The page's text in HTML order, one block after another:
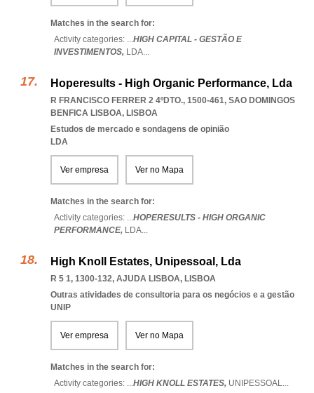
Matches in the search for:
Activity categories: ...HIGH CAPITAL - GESTÃO E
INVESTIMENTOS, LDA...
Hoperesults - High Organic Performance, Lda
R FRANCISCO FERRER 2 4ºDTO., 1500-461, SAO DOMINGOS
BENFICA LISBOA, LISBOA
Estudos de mercado e sondagens de opinião
LDA
Ver empresa Ver no Mapa
Matches in the search for:
Activity categories: ...HOPERESULTS - HIGH ORGANIC
PERFORMANCE, LDA...
High Knoll Estates, Unipessoal, Lda
R 5 1, 1300-132, AJUDA LISBOA, LISBOA
Outras atividades de consultoria para os negócios e a gestão
UNIP
Ver empresa Ver no Mapa
Matches in the search for:
Activity categories: ...HIGH KNOLL ESTATES, UNIPESSOAL...